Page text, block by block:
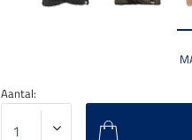
Aantal: